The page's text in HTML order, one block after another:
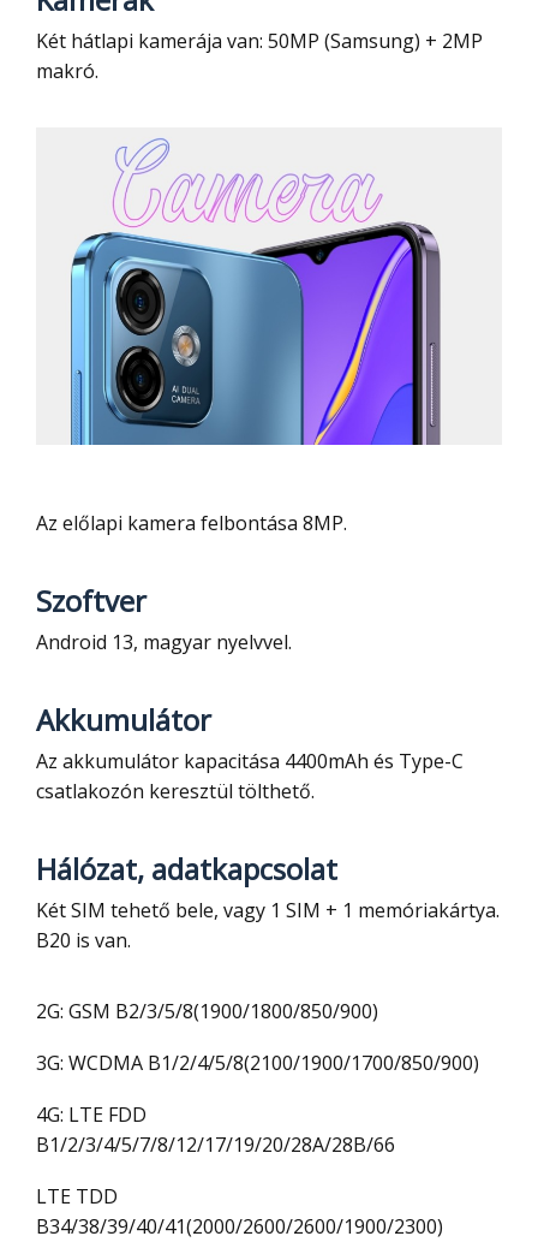
Két hátlapi kamerája van: 50MP (Samsung) + 2MP
makró.
Az előlapi kamera felbontása 8MP.
Szoftver
Android 13, magyar nyelvvel.
Akkumulátor
Az akkumulátor kapacitása 4400mAh és Type-C
csatlakozón keresztül tölthető.
Hálózat, adatkapcsolat
Két SIM tehető bele, vagy 1 SIM + 1 memóriakártya.
B20 is van.
2G: GSM B2/3/5/8(1900/1800/850/900)
3G: WCDMA B1/2/4/5/8(2100/1900/1700/850/900)
4G: LTE FDD
B1/2/3/4/5/7/8/12/17/19/20/28A/28B/66
LTE TDD
B34/38/39/40/41(2000/2600/2600/1900/2300)